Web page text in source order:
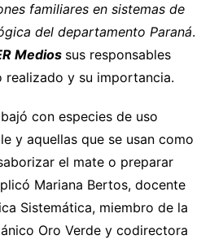
familiares en sistemas de
del departamento Paraná.
Medios sus responsables
realizado y su importancia.
con especies de uso
y aquellas que se usan como
el mate o preparar
Mariana Bertos, docente
Sistemática, miembro de la
Oro Verde y codirectora